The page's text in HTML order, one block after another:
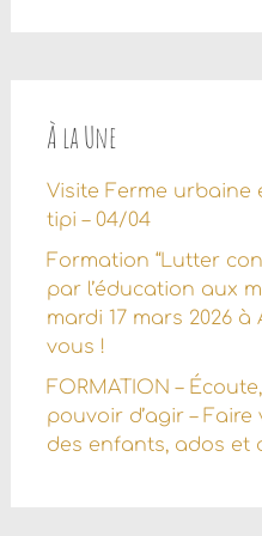
À la Une
Visite Ferme
tipi – 04/04
Formation “Lutter
par l’éducation aux
mardi 17 mars 2026
vous !
FORMATION –
pouvoir d’agir –
des enfants, ados et